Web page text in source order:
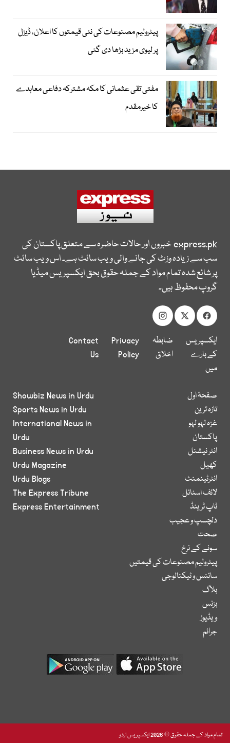
پیٹرولیم مصنوعات کی نئی قیمتوں کا اعلان، ڈیزل
پر لیوی مزید بڑھا دی گئی
مفتی تقی عثمانی کا مکہ مشترکہ دفاعی معاہدے
کا خیرمقدم
express.pkخبروں اور حالات حاضرہ سے متعلق پاکستان کی
سب سے زیادہ وزٹ کی جانے والی ویب سائٹ ہے۔ اس ویب سائٹ
پر شائع شدہ تمام مواد کے جملہ حقوق بحق ایکسپریس میڈیا
گروپ محفوظ ہیں۔
ایکسپریس
کے بارے
میں
ضابطہ
اخلاق
Privacy
Policy
Contact
Us
صفحۂ اول
تازہ ترین
غزہ لہو لہو
پاکستان
انٹر نیشنل
کھیل
انٹرٹینمنٹ
لائف اسٹائل
ٹاپ ٹرینڈ
دلچسپ و عجیب
صحت
سونے کے نرخ
پیٹرولیم مصنوعات کی قیمتیں
سائنس و ٹیکنالوجی
بلاگ
بزنس
ویڈیوز
جرائم
Showbiz News in Urdu
Sports News in Urdu
International News in
Urdu
Business News in Urdu
Urdu Magazine
Urdu Blogs
The Express Tribune
Express Entertainment
تمام مواد کے جملہ حقوق © 2026 ایکسپریس اردو